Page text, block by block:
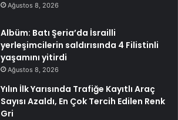
Ağustos 8, 2026
Albüm: Batı Şeria’da İsrailli
yerleşimcilerin saldırısında 4 Filistinli
yaşamını yitirdi
Ağustos 8, 2026
Yılın İlk Yarısında Trafiğe Kayıtlı Araç
Sayısı Azaldı, En Çok Tercih Edilen Renk
Gri